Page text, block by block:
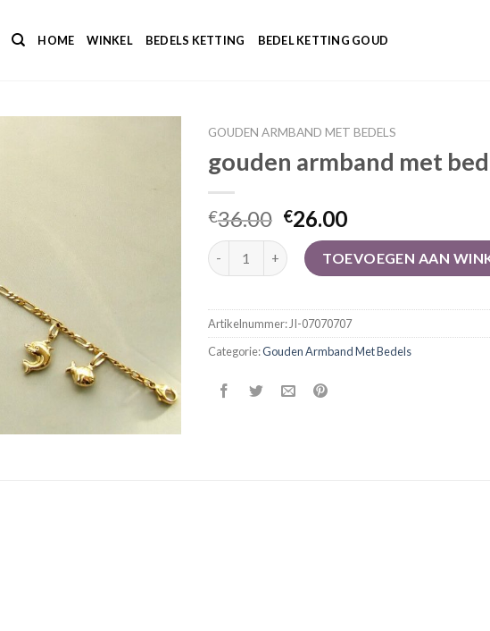
HOME WINKEL BEDELS KETTING BEDEL KETTING GOUD
GOUDEN ARMBAND MET BEDELS
gouden armband met
€36.00 €26.00
gouden armband met bedels aantal
TOEVOEGEN AAN
Artikelnummer: JI-07070707
Categorie:Gouden Armband Met Bedels